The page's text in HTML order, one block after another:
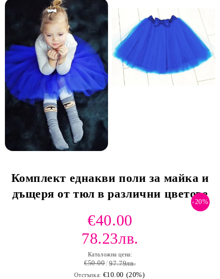
Комплект еднакви поли за майка и
дъщеря от тюл в различни цветове
-20%
€40.00
78.23лв.
Каталожна цена:
€50.00 97.79лв.
Отстъпка: €10.00 (20%)